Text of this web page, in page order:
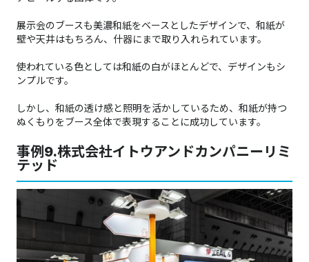
展示会のブースも美濃和紙をベースとしたデザインで、和紙が
壁や天井はもちろん、什器にまで取り入れられています。
使われている色としては和紙の白がほとんどで、デザインもシ
ンプルです。
しかし、和紙の透け感と照明を活かしているため、和紙が持つ
ぬくもりをブース全体で表現することに成功しています。
事例9.株式会社イトウアンドカンパニーリミ
テッド